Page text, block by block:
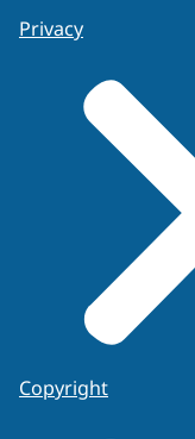
Privacy
Copyright